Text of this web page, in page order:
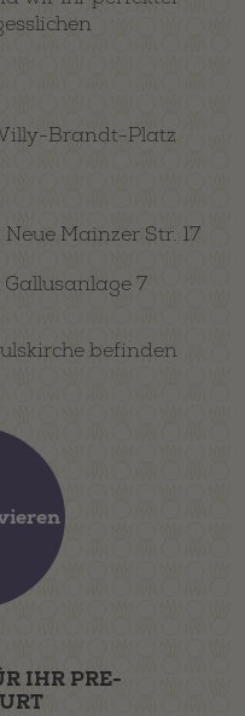
Brandt-Platz
Mainzer Str. 17
7
befinden
IHR PRE-